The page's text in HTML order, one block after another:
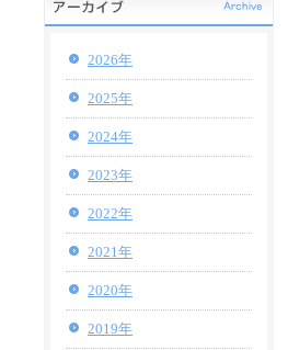
2026年
2025年
2024年
2023年
2022年
2021年
2020年
2019年